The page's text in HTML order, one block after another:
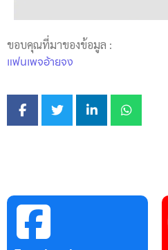
ขอบคุณที่มาของข้อมูล :
แฟนเพจอ้ายจง